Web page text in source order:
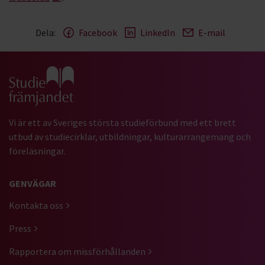
Dela: Facebook LinkedIn E-mail
Gå till studiefrämjandets startsida
Vi är ett av Sveriges största studieförbund med ett brett
utbud av studiecirklar, utbildningar, kulturarrangemang och
föreläsningar.
GENVÄGAR
Kontakta oss
Press
Rapportera om missförhållanden